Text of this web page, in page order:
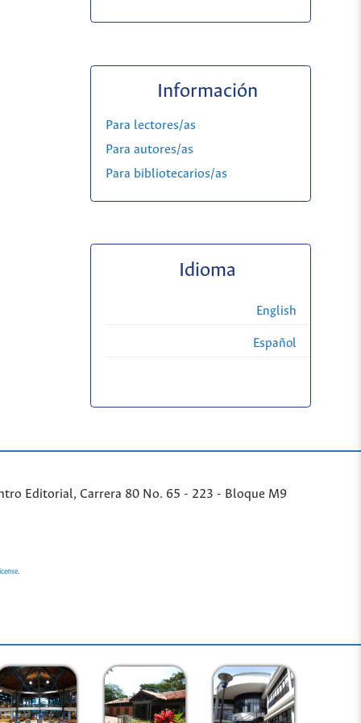
Información
Para lectores/as
Para autores/as
Para bibliotecarios/as
Idioma
English
Español
Editorial, Carrera 80 No. 65 - 223 - Bloque M9
.